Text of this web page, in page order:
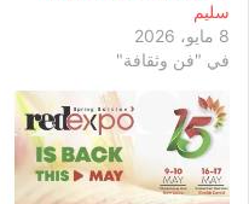
سليم
8 مايو، 2026
في "فن وثقافة"